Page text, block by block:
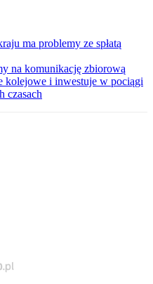
ma problemy ze spłatą
na komunikację zbiorową
kolejowe i inwestuje w pociągi
czasach